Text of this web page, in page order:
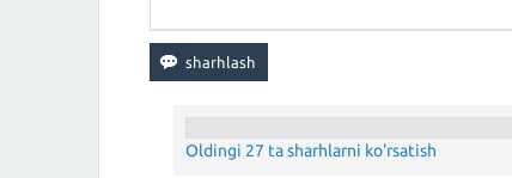
Oldingi 27 ta sharhlarni ko'rsatish